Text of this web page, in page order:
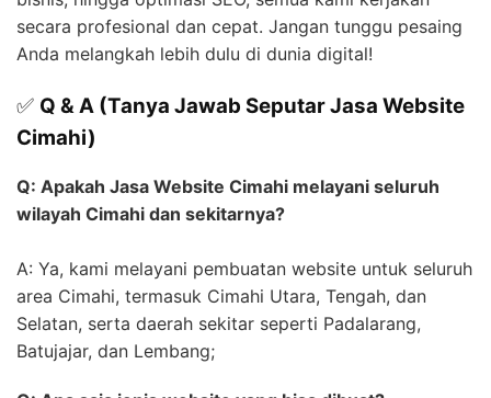
secara profesional dan cepat. Jangan tunggu pesaing
Anda melangkah lebih dulu di dunia digital!
✅ Q & A (Tanya Jawab Seputar Jasa Website
Cimahi)
Q: Apakah Jasa Website Cimahi melayani seluruh
wilayah Cimahi dan sekitarnya?
A: Ya, kami melayani pembuatan website untuk seluruh
area Cimahi, termasuk Cimahi Utara, Tengah, dan
Selatan, serta daerah sekitar seperti Padalarang,
Batujajar, dan Lembang;